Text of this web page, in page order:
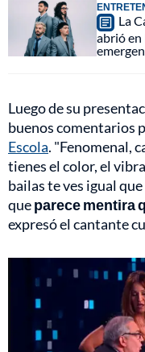
La
abrió en
Luego de su
buenos comentarios
Escola. "Fenomenal,
tienes el color, el
bailas te ves igual
queparece mentira
expresó el cantante